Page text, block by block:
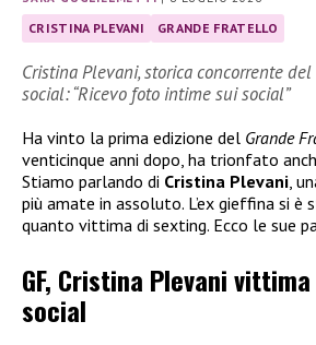
CRISTINA PLEVANI GRANDE FRATELLO
Cristina Plevani, storica concorrente del
social: “Ricevo foto intime sui social”
Ha vinto la prima edizione del Grande
venticinque anni dopo, ha trionfato
Stiamo parlando di Cristina Plevani ,
più amate in assoluto. L’ex gieffina si è
quanto vittima di sexting. Ecco le sue
GF, Cristina Plevani
social